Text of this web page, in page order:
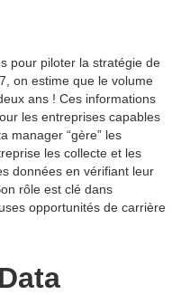
pour piloter la stratégie de
on estime que le volume
ans ! Ces informations
les entreprises capables
manager “gère” les
les collecte et les
données en vérifiant leur
rôle est clé dans
opportunités de carrière